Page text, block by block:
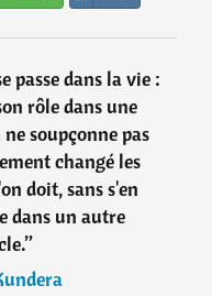
passe dans la vie :
rôle dans une
soupçonne pas
changé les
doit, sans s'en
dans un autre
”